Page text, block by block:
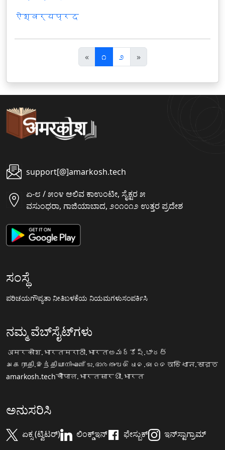
ऐश्वर्यप्रद
«पि
छ
ला
೧ ೨ »अ
ग
ला
support[@]amarkosh.tech
ಏ-೮ / ೫೦೪ ಆಲಿವ ಕಾಉಂಟೀ, ಸೈಕ್ಟರ ೫
ವಸುಂಧರಾ, ಗಾಜಿಯಾಬಾದ, ೨೦೧೦೧೨ ಉತ್ತರ ಪ್ರದೇಶ
ಸಂಸ್ಥೆ
ಪರಿಚಯಗೌಪ್ಯತಾ ನೀತಿಬಳಕೆಯ ನಿಯಮಗಳುಸಂಪರ್ಕಿಸಿ
ನಮ್ಮ ವೆಬ್‌ಸೈಟ್‌ಗಳು
अमरकोश.भारतमराठी.भारतఅమర్కోష్.భారత్
அகராதி.இந்தியாനിഘണ്ടു.ഭാരതംଅଭିଧାନ.ଭାରତ অভিধান.ভারত
amarkosh.techचौपाल.भारतसारथी.भारत
ಅನುಸರಿಸಿ
ಏಕ್ಸ (ಟ್ವಿಟರ್) ಲಿಂಕ್ಡ್‌ಇನ್ ಫೇಸ್ಬುಕ್ ಇನ್‌ಸ್ಟಾಗ್ರಾಮ್